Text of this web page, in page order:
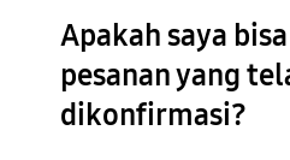
Apakah saya
pesanan yang
dikonfirmasi?